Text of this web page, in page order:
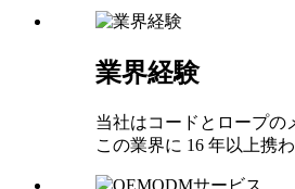
業界経験
当社はコードとロープの
この業界に 16 年以上携